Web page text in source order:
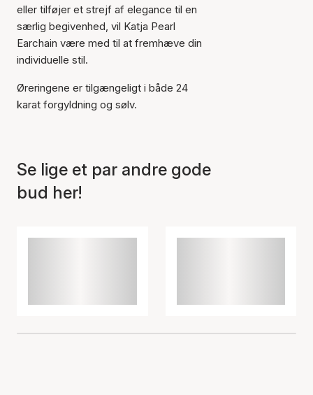
Varen er tilføjet til kurven
eller tilføjer et strejf af elegance til en
særlig begivenhed, vil Katja Pearl
Earchain være med til at fremhæve din
individuelle stil.
Øreringene er tilgængeligt i både 24
karat forgyldning og sølv.
Se lige et par andre gode
bud her!